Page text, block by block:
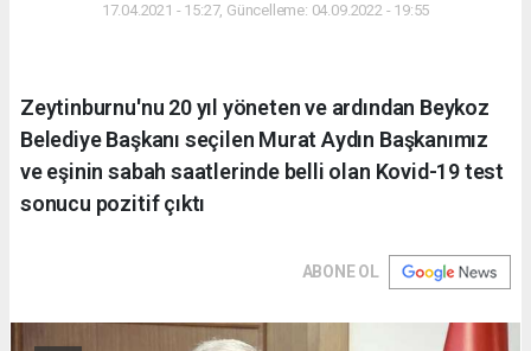
17.04.2021 - 15:27, Güncelleme: 04.09.2022 - 19:55
Zeytinburnu'nu 20 yıl yöneten ve ardından Beykoz
Belediye Başkanı seçilen Murat Aydın Başkanımız
ve eşinin sabah saatlerinde belli olan Kovid-19 test
sonucu pozitif çıktı
ABONE OL